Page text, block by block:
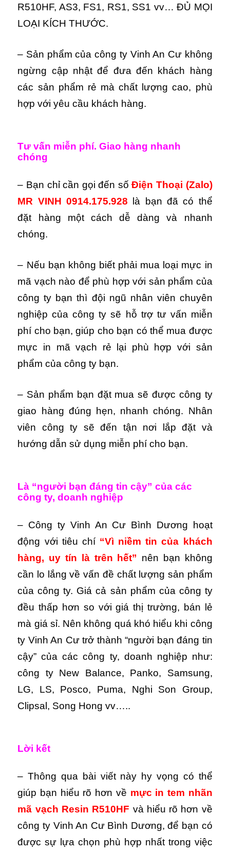
R510HF, AS3, FS1, RS1, SS1 vv… ĐỦ MỌI
LOẠI KÍCH THƯỚC.
– Sản phẩm của công ty Vinh An Cư không
ngừng cập nhật để đưa đến khách hàng
các sản phẩm rẻ mà chất lượng cao, phù
hợp với yêu cầu khách hàng.
Tư vấn miễn phí. Giao hàng nhanh
chóng
– Bạn chỉ cần gọi đến sốĐiện Thoại (Zalo)
MR VINH 0914.175.928 là bạn đã có thể
đặt hàng một cách dễ dàng và nhanh
chóng.
– Nếu bạn không biết phải mua loại mực in
mã vạch nào để phù hợp với sản phẩm của
công ty bạn thì đội ngũ nhân viên chuyên
nghiệp của công ty sẽ hỗ trợ tư vấn miễn
phí cho bạn, giúp cho bạn có thể mua được
mực in mã vạch rẻ lại phù hợp với sản
phẩm của công ty bạn.
– Sản phẩm bạn đặt mua sẽ được công ty
giao hàng đúng hẹn, nhanh chóng. Nhân
viên công ty sẽ đến tận nơi lắp đặt và
hướng dẫn sử dụng miễn phí cho bạn.
Là “người bạn đáng tin cậy” của các
công ty, doanh nghiệp
– Công ty Vinh An Cư Bình Dương hoạt
động với tiêu chí “Vì niềm tin của khách
hàng, uy tín là trên hết” nên bạn không
cần lo lắng về vấn đề chất lượng sản phẩm
của công ty. Giá cả sản phẩm của công ty
đều thấp hơn so với giá thị trường, bán lẻ
mà giá sỉ. Nên không quá khó hiểu khi công
ty Vinh An Cư trở thành “người bạn đáng tin
cậy” của các công ty, doanh nghiệp như:
công ty New Balance, Panko, Samsung,
LG, LS, Posco, Puma, Nghi Son Group,
Clipsal, Song Hong vv…..
Lời kết
– Thông qua bài viết này hy vọng có thể
giúp bạn hiểu rõ hơn về mực in tem nhãn
mã vạch Resin R510HF và hiểu rõ hơn về
công ty Vinh An Cư Bình Dương, để bạn có
được sự lựa chọn phù hợp nhất trong việc